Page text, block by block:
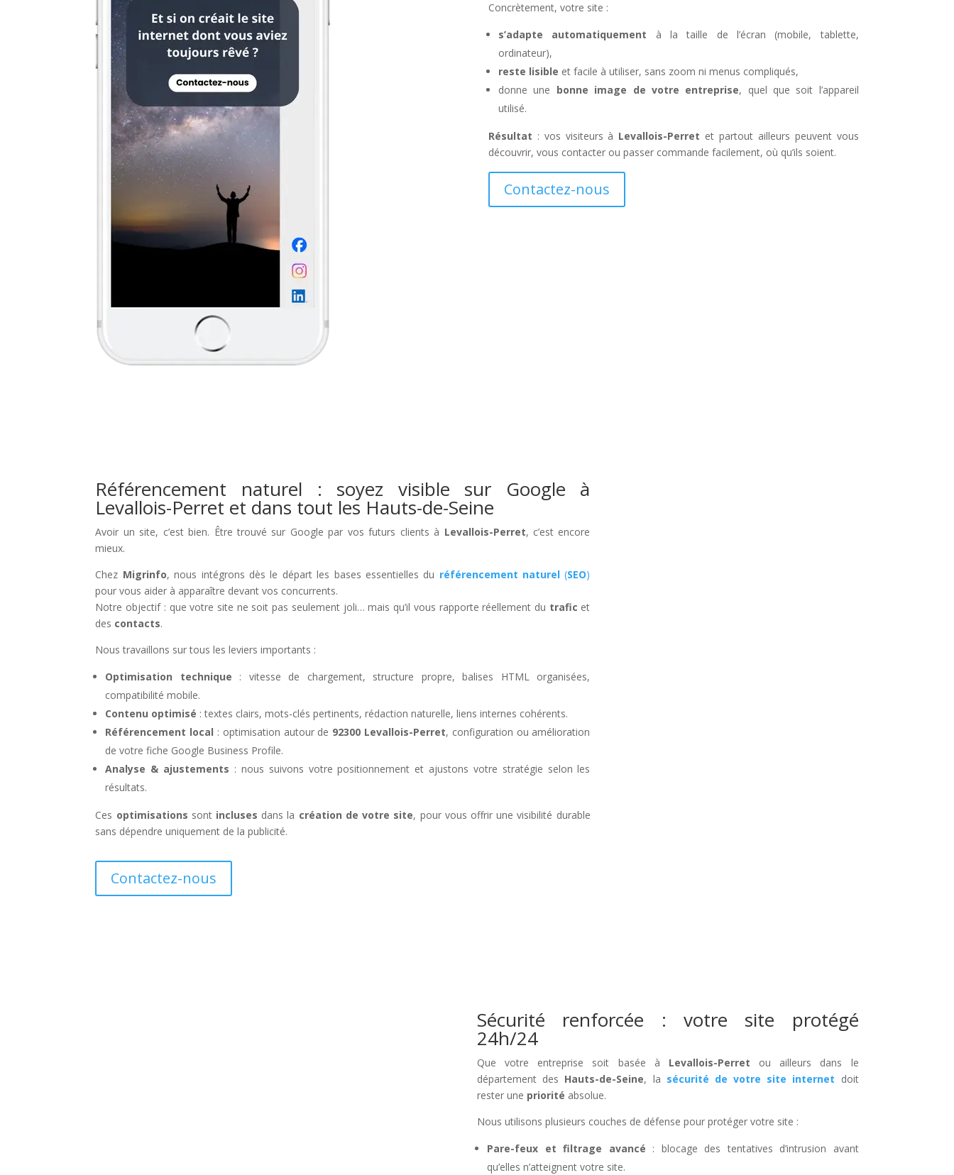
Concrètement, votre site :
s’adapte automatiquement à la taille de l’écran (mobile, tablette,
ordinateur),
reste lisible et facile à utiliser, sans zoom ni menus compliqués,
donne une bonne image de votre entreprise, quel que soit l’appareil
utilisé.
Résultat : vos visiteurs à Levallois-Perret et partout ailleurs peuvent vous
découvrir, vous contacter ou passer commande facilement, où qu’ils soient.
Contactez-nous
Référencement naturel : soyez visible sur Google à
Levallois-Perret et dans tout les Hauts-de-Seine
Avoir un site, c’est bien. Être trouvé sur Google par vos futurs clients à Levallois-Perret, c’est encore
mieux.
Chez Migrinfo, nous intégrons dès le départ les bases essentielles du référencement naturel (SEO)
pour vous aider à apparaître devant vos concurrents.
Notre objectif : que votre site ne soit pas seulement joli… mais qu’il vous rapporte réellement du trafic et
des contacts.
Nous travaillons sur tous les leviers importants :
Optimisation technique : vitesse de chargement, structure propre, balises HTML organisées,
compatibilité mobile.
Contenu optimisé : textes clairs, mots-clés pertinents, rédaction naturelle, liens internes cohérents.
Référencement local : optimisation autour de 92300 Levallois-Perret, configuration ou amélioration
de votre fiche Google Business Profile.
Analyse & ajustements : nous suivons votre positionnement et ajustons votre stratégie selon les
résultats.
Ces optimisations sont incluses dans la création de votre site, pour vous offrir une visibilité durable
sans dépendre uniquement de la publicité.
Contactez-nous
Sécurité renforcée : votre site protégé
24h/24
Que votre entreprise soit basée à Levallois-Perret ou ailleurs dans le
département des Hauts-de-Seine, la sécurité de votre site internet doit
rester une priorité absolue.
Nous utilisons plusieurs couches de défense pour protéger votre site :
Pare-feux et filtrage avancé : blocage des tentatives d’intrusion avant
qu’elles n’atteignent votre site.